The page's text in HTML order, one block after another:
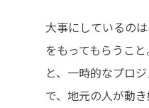
大事にしているの
をもってもらうこ
と、一時的なプロ
で、地元の人が動